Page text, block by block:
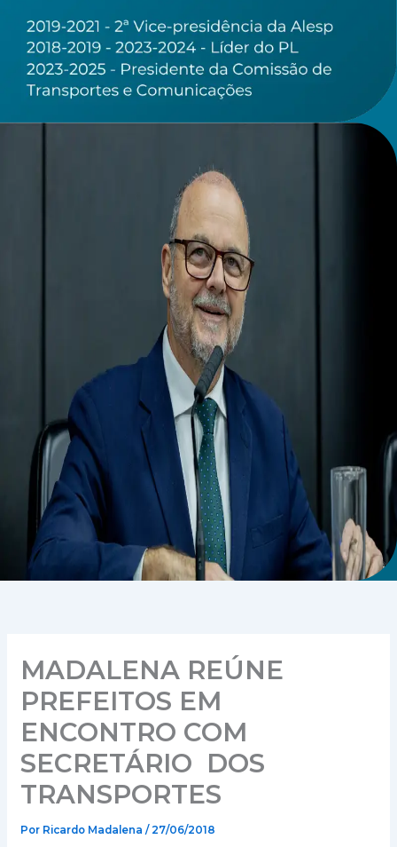
MADALENA REÚNE
PREFEITOS EM
ENCONTRO COM
SECRETÁRIO DOS
TRANSPORTES
Por Ricardo Madalena/27/06/2018